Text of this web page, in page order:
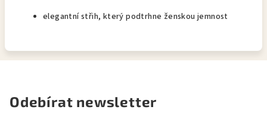
elegantní střih, který podtrhne ženskou jemnost
Odebírat newsletter